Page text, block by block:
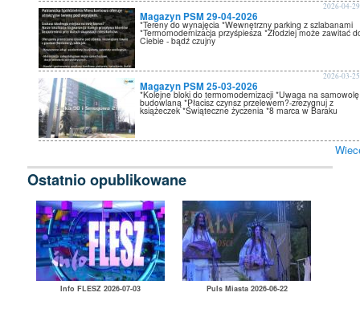
Magazyn PSM 29-04-2026
2026-04-29
*Tereny do wynajęcia *Wewnętrzny parking z szlabanami
*Termomodernizacja przyśpiesza *Złodziej może zawitać
Ciebie - bądź czujny
Magazyn PSM 25-03-2026
2026-03-25
*Kolejne bloki do termomodernizacji *Uwaga na samowolę
budowlaną *Płacisz czynsz przelewem?-zrezygnuj z
książeczek *Świąteczne życzenia *8 marca w Baraku
Ostatnio opublikowane
Info FLESZ 2026-07-03 Puls Miasta 2026-06-22